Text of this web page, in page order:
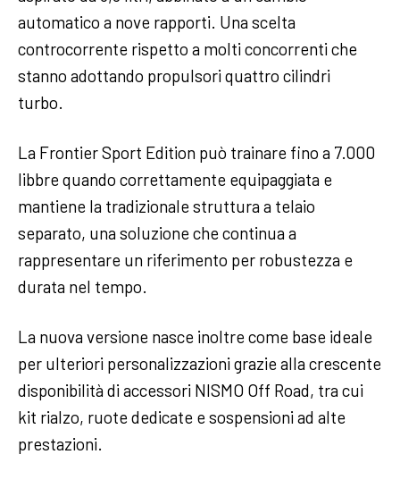
automatico a nove rapporti. Una scelta
controcorrente rispetto a molti concorrenti che
stanno adottando propulsori quattro cilindri
turbo.
La Frontier Sport Edition può trainare fino a 7.000
libbre quando correttamente equipaggiata e
mantiene la tradizionale struttura a telaio
separato, una soluzione che continua a
rappresentare un riferimento per robustezza e
durata nel tempo.
La nuova versione nasce inoltre come base ideale
per ulteriori personalizzazioni grazie alla crescente
disponibilità di accessori NISMO Off Road, tra cui
kit rialzo, ruote dedicate e sospensioni ad alte
prestazioni.